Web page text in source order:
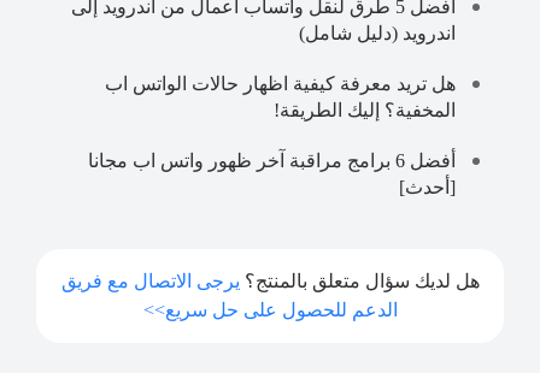
أفضل 5 طرق لنقل واتساب أعمال من اندرويد إلى
اندرويد (دليل شامل)
هل تريد معرفة كيفية اظهار حالات الواتس اب
المخفية؟ إليك الطريقة!
أفضل 6 برامج مراقبة آخر ظهور واتس اب مجانا
[أحدث]
هل لديك سؤال متعلق بالمنتج؟ يرجى الاتصال مع فريق
الدعم للحصول على حل سريع>>